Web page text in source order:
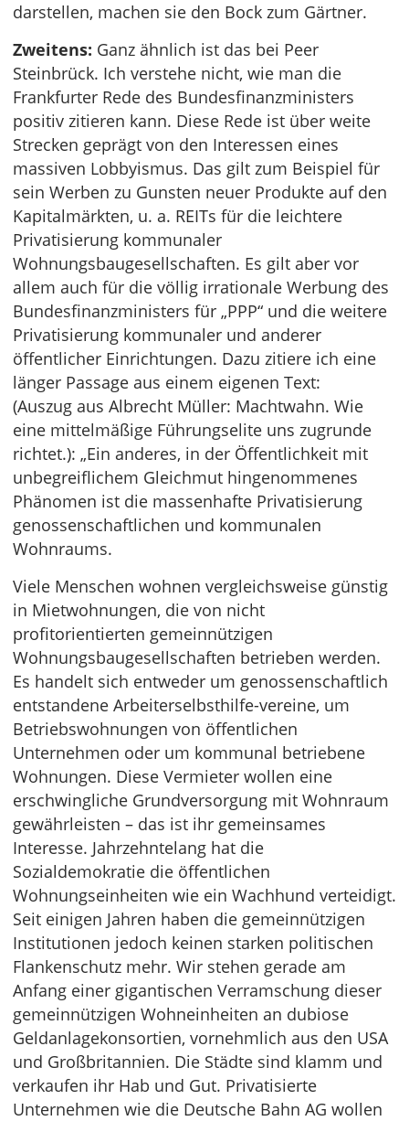
darstellen, machen sie den Bock zum Gärtner.
Zweitens: Ganz ähnlich ist das bei Peer
Steinbrück. Ich verstehe nicht, wie man die
Frankfurter Rede des Bundesfinanzministers
positiv zitieren kann. Diese Rede ist über weite
Strecken geprägt von den Interessen eines
massiven Lobbyismus. Das gilt zum Beispiel für
sein Werben zu Gunsten neuer Produkte auf den
Kapitalmärkten, u. a. REITs für die leichtere
Privatisierung kommunaler
Wohnungsbaugesellschaften. Es gilt aber vor
allem auch für die völlig irrationale Werbung des
Bundesfinanzministers für „PPP“ und die weitere
Privatisierung kommunaler und anderer
öffentlicher Einrichtungen. Dazu zitiere ich eine
länger Passage aus einem eigenen Text:
(Auszug aus Albrecht Müller: Machtwahn. Wie
eine mittelmäßige Führungselite uns zugrunde
richtet.): „Ein anderes, in der Öffentlichkeit mit
unbegreiflichem Gleichmut hingenommenes
Phänomen ist die massenhafte Privatisierung
genossenschaftlichen und kommunalen
Wohnraums.
Viele Menschen wohnen vergleichsweise günstig
in Mietwohnungen, die von nicht
profitorientierten gemeinnützigen
Wohnungsbaugesellschaften betrieben werden.
Es handelt sich entweder um genossenschaftlich
entstandene Arbeiterselbsthilfe-vereine, um
Betriebswohnungen von öffentlichen
Unternehmen oder um kommunal betriebene
Wohnungen. Diese Vermieter wollen eine
erschwingliche Grundversorgung mit Wohnraum
gewährleisten – das ist ihr gemeinsames
Interesse. Jahrzehntelang hat die
Sozialdemokratie die öffentlichen
Wohnungseinheiten wie ein Wachhund verteidigt.
Seit einigen Jahren haben die gemeinnützigen
Institutionen jedoch keinen starken politischen
Flankenschutz mehr. Wir stehen gerade am
Anfang einer gigantischen Verramschung dieser
gemeinnützigen Wohneinheiten an dubiose
Geldanlagekonsortien, vornehmlich aus den USA
und Großbritannien. Die Städte sind klamm und
verkaufen ihr Hab und Gut. Privatisierte
Unternehmen wie die Deutsche Bahn AG wollen